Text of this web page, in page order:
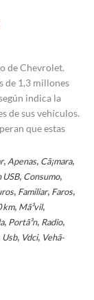
de Chevrolet.
de 1,3 millones
indica la
de sus vehículos.
que estas
,Apenas, Cã¡mara,
USB, Consumo,
, Familiar, Faros,
km, Mã³vil,
, Portã³n, Radio,
Usb, Vdci, Vehã­